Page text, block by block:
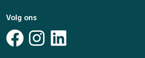
Volg ons